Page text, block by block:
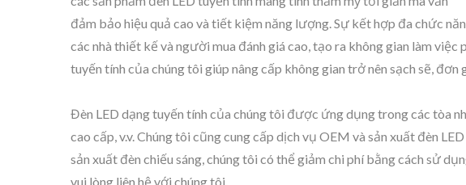
đảm bảo hiệu quả cao và tiết kiệm năng lượng. Sự kết hợp đa chức
các nhà thiết kế và người mua đánh giá cao, tạo ra không gian làm việc
tuyến tính của chúng tôi giúp nâng cấp không gian trở nên sạch sẽ, đơn
Đèn LED dạng tuyến tính của chúng tôi được ứng dụng trong các tòa
cao cấp, v.v. Chúng tôi cũng cung cấp dịch vụ OEM và sản xuất đèn
sản xuất đèn chiếu sáng, chúng tôi có thể giảm chi phí bằng cách sử
vui lòng liên hệ với chúng tôi.